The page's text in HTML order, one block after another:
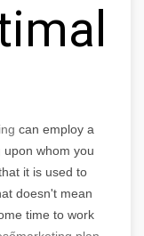
can employ a
whom you
it is used to
doesn't mean
time to work